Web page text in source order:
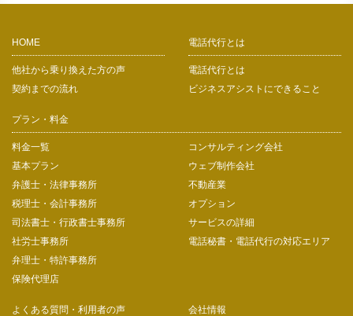
HOME
他社から乗り換えた方の声
契約までの流れ
電話代行とは
電話代行とは
ビジネスアシストにできること
プラン・料金
料金一覧
基本プラン
弁護士・法律事務所
税理士・会計事務所
司法書士・行政書士事務所
社労士事務所
弁理士・特許事務所
保険代理店
コンサルティング会社
ウェブ制作会社
不動産業
オプション
サービスの詳細
電話秘書・電話代行の対応エリア
よくある質問・利用者の声 会社情報